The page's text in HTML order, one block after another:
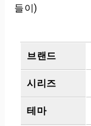
들이)
브랜드
시리즈
테마